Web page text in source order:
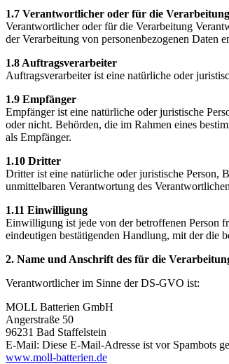
1.7 Verantwortlicher oder für die
Verantwortlicher oder für die Verarbeitung
der Verarbeitung von personenbezogenen Daten
1.8 Auftragsverarbeiter
Auftragsverarbeiter ist eine natürliche oder
1.9 Empfänger
Empfänger ist eine natürliche oder juristische
oder nicht. Behörden, die im Rahmen eines
als Empfänger.
1.10 Dritter
Dritter ist eine natürliche oder juristische Person,
unmittelbaren Verantwortung des
1.11 Einwilligung
Einwilligung ist jede von der betroffenen Person
eindeutigen bestätigenden Handlung, mit der die
2. Name und Anschrift des für die
Verantwortlicher im Sinne der DS-GVO ist:
MOLL Batterien GmbH
Angerstraße 50
96231 Bad Staffelstein
E-Mail: Diese E-Mail-Adresse ist vor Spambots
www.moll-batterien.de